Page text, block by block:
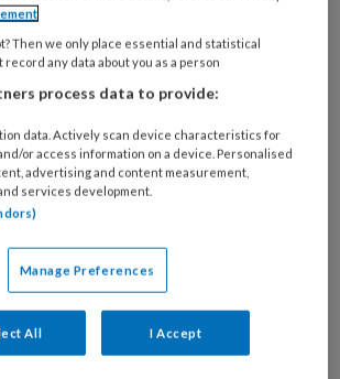
om hypertensie vast te
voor verbetering. Dit artikel
praktijk van
bij de diagnose van
belicht enkele tekortkomingen.
ACHTERGROND
Then we only place essential and statistical
record any data about you as a person
process data to provide:
data. Actively scan device characteristics for
or access information on a device. Personalised
advertising and content measurement,
services development.
Manage Preferences
All I Accept